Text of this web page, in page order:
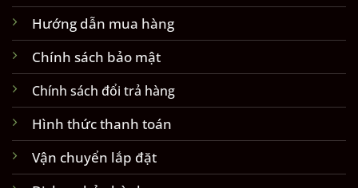
Hướng dẫn mua hàng
Chính sách bảo mật
Chính sách đổi trả hàng
Hình thức thanh toán
Vận chuyển lắp đặt